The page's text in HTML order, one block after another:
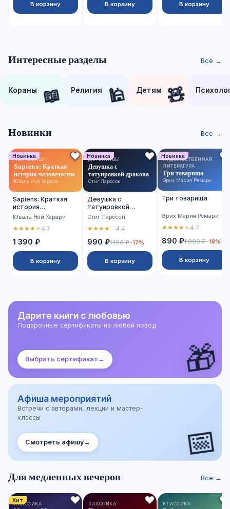
В корзину В корзину В корзину
Интересные разделы Все →
Кораны 📖 Религия 🕌 Детям 🧸
Новинки Все →
Новинка
НОН-ФИКШН
Sapiens: Краткая
история человечества
Юваль Ной Харари
Sapiens: Краткая
история
человечества
Юваль Ной Харари
★★★★★4.7
1 390 ₽
В корзину
Новинка
ДЕТЕКТИВЫ
Девушка с
татуировкой дракона
Стиг Ларссон
Девушка с
татуировкой
дракона
Стиг Ларссон
★★★★ 4.4
990 ₽1 190 ₽-17%
В корзину
Новинка
ХУДОЖЕСТВЕННАЯ
ЛИТЕРАТУРА
Три товарища
Эрих Мария Ремарк
Три товарища
Эрих Мария Ремарк
★★★★★4.7
890 ₽1 090 ₽-18%
В корзину
Дарите книги с любовью
Подарочные сертификаты на любой повод
Выбрать сертификат → 🎁
Афиша мероприятий
Встречи с авторами, лекции и мастер-
классы
Смотреть афишу→ 📅
Для медленных вечеров Все →
Хит
КЛАССИКА КЛАССИКА КЛАССИКА